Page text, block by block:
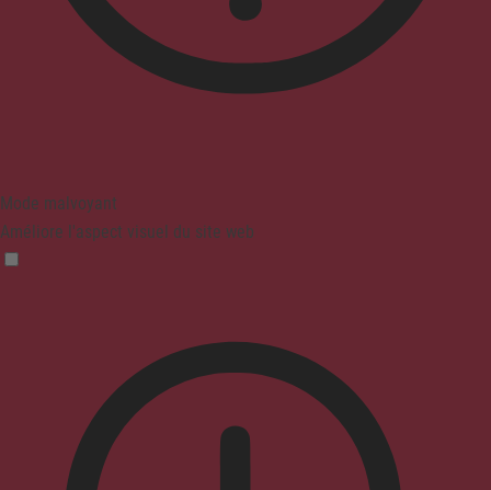
Mode malvoyant
Améliore l'aspect visuel du site web